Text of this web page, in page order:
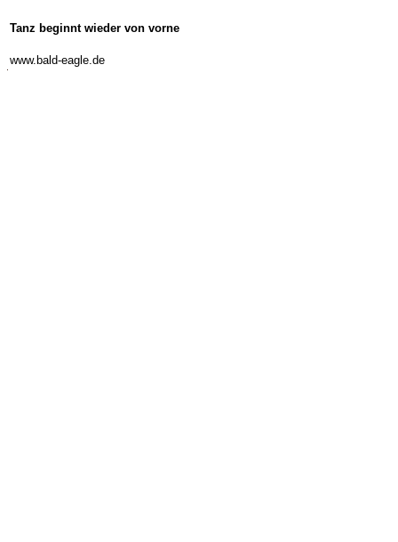
Tanz beginnt wieder von vorne
www.bald-eagle.de